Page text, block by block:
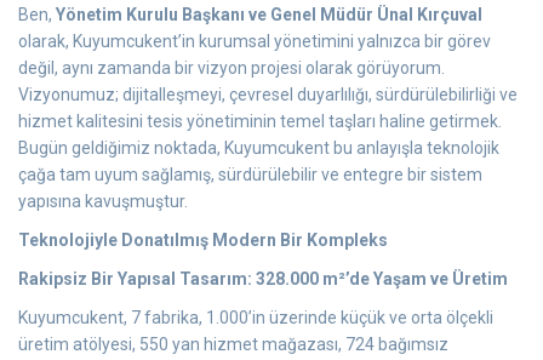
Ben, Yönetim Kurulu Başkanı ve Genel Müdür Ünal Kırçuval
olarak, Kuyumcukent’in kurumsal yönetimini yalnızca bir görev
değil, aynı zamanda bir vizyon projesi olarak görüyorum.
Vizyonumuz; dijitalleşmeyi, çevresel duyarlılığı, sürdürülebilirliği ve
hizmet kalitesini tesis yönetiminin temel taşları haline getirmek.
Bugün geldiğimiz noktada, Kuyumcukent bu anlayışla teknolojik
çağa tam uyum sağlamış, sürdürülebilir ve entegre bir sistem
yapısına kavuşmuştur.
Teknolojiyle Donatılmış Modern Bir Kompleks
Rakipsiz Bir Yapısal Tasarım: 328.000 m²’de Yaşam ve Üretim
Kuyumcukent, 7 fabrika, 1.000’in üzerinde küçük ve orta ölçekli
üretim atölyesi, 550 yan hizmet mağazası, 724 bağımsız